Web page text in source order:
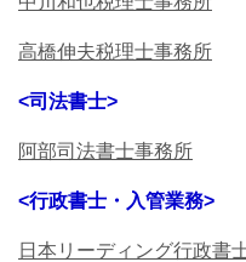
高橋伸夫税理士事務所
<司法書士>
阿部司法書士事務所
<行政書士・入管業務>
日本リーディング行政書